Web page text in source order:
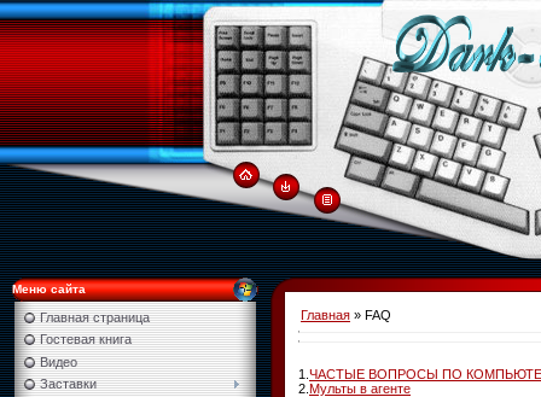
Меню сайта
Главная страница
Гостевая книга
Видео
Заставки
Главная » FAQ
1. ЧАСТЫЕ ВОПРОСЫ ПО
2. Мульты в агенте